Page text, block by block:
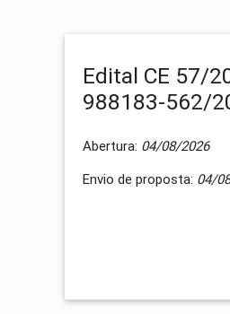
Edital CE 57/
988183-562/
Abertura: 04/08/2026
Envio de proposta: 04/